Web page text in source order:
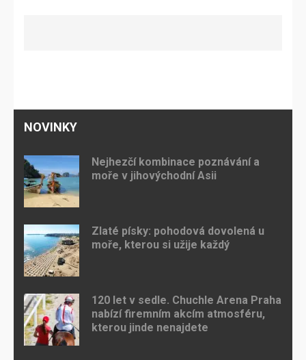
NOVINKY
Nejhezčí kombinace poznávání a
moře v jihovýchodní Asii
Zlaté písky: pohodová dovolená u
moře, kterou si užije každý
120 let v sedle. Chuchle Arena Praha
nabízí firemním akcím atmosféru,
kterou jinde nenajdete